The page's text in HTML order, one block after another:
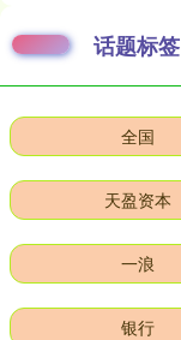
话题标签
全国
天盈资本
一浪
银行